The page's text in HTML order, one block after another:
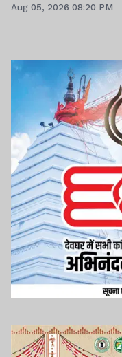
Aug 05, 2026 08:20 PM